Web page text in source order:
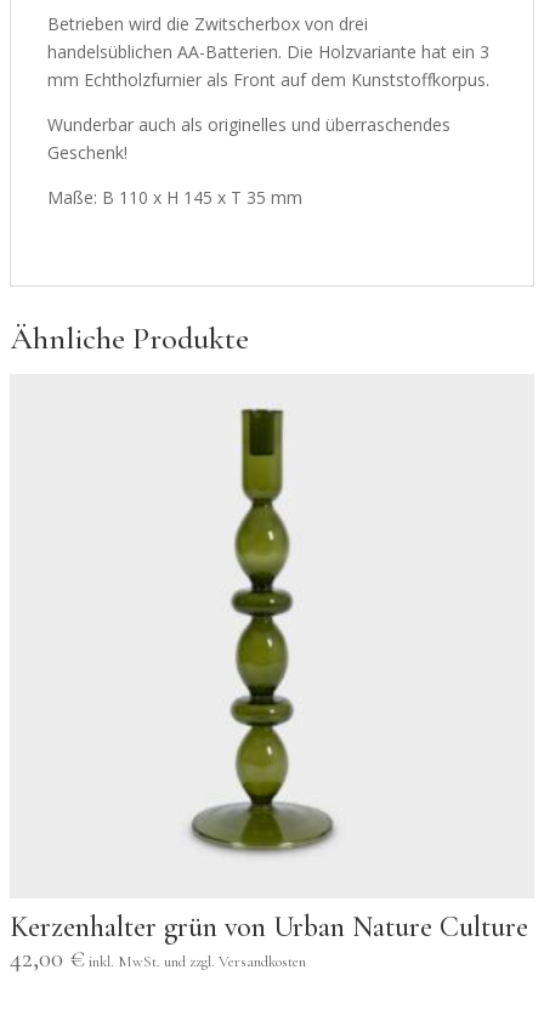
Betrieben wird die Zwitscherbox von drei
handelsüblichen AA-Batterien. Die Holzvariante hat ein 3
mm Echtholzfurnier als Front auf dem Kunststoffkorpus.
Wunderbar auch als originelles und überraschendes
Geschenk!
Maße: B 110 x H 145 x T 35 mm
Ähnliche Produkte
Kerzenhalter grün von Urban Nature Culture
42,00 €